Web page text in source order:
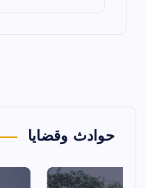
حوادث وقضايا